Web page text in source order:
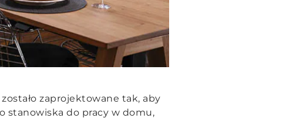
zaprojektowane tak, aby
stanowiska do pracy w domu,